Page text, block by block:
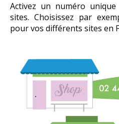
Activez un numéro
sites. Choisissez par
pour vos différents sites en